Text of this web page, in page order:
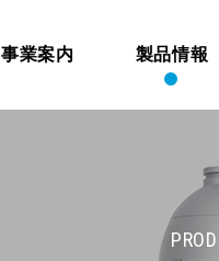
事業案内 製品情報